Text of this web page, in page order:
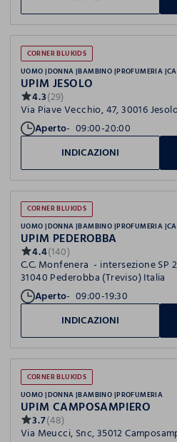
CORNER BLUKIDS
UOMO DONNA BAMBINO PROFUMERIA
UPIM JESOLO
4.3(29)
Via Piave Vecchio, 47, 30016
Aperto 09:00-20:00
INDICAZIONI
CORNER BLUKIDS
UOMO DONNA BAMBINO PROFUMERIA
UPIM PEDEROBBA
4.4(140)
C.C. Monfenera - intersezione SP
31040 Pederobba (Treviso) Italia
Aperto 09:00-19:30
INDICAZIONI
CORNER BLUKIDS
UOMO DONNA BAMBINO PROFUMERIA
UPIM CAMPOSAMPIERO
3.7(48)
Via Meucci, Snc, 35012